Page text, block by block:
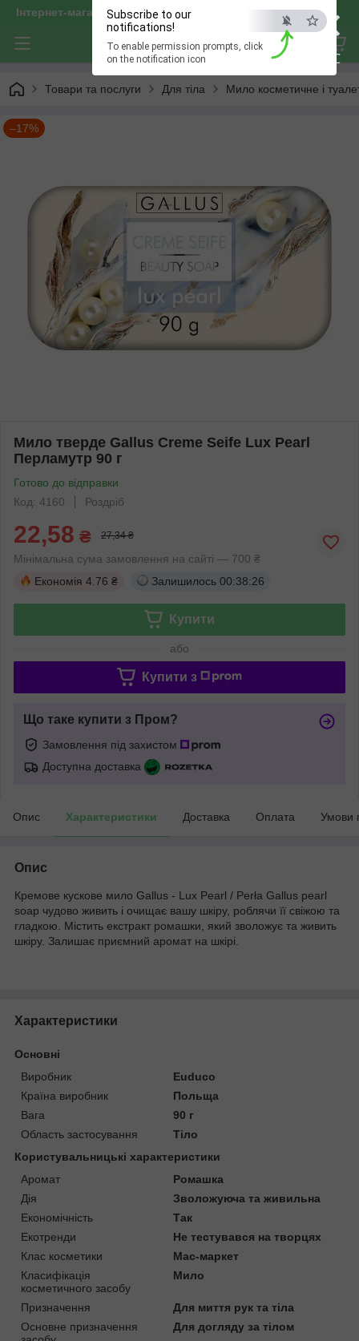
×
ESC
Subscribe to our
notifications!
To enable permission prompts, click
on the notification icon
Інтернет-магазин "optservis"
Товари та послуги Для тіла Мило косметичне і
–17%
Мило тверде Gallus Creme Seife Lux Pearl
Перламутр 90 г
Готово до відправки
Код: 4160
Роздріб
22,58 ₴ 27,34 ₴
Мінімальна сума замовлення на сайті — 700 ₴
Економія 4.76 ₴ Залишилось 00:38:26
Купити
або
Купити з
Що таке купити з Пром?
Замовлення під захистом
Доступна доставка
Опис Характеристики Доставка Оплата Умови
Опис
Кремове кускове мило Gallus - Lux Pearl / Perła Gallus pearl
soap чудово живить і очищає вашу шкіру, роблячи її свіжою та
гладкою. Містить екстракт ромашки, який зволожує та живить
шкіру. Залишає приємний аромат на шкірі.
Характеристики
Основні
Виробник
Euduco
Країна виробник
Польща
Вага
90 г
Область застосування
Тіло
Користувальницькі характеристики
Аромат
Ромашка
Дія
Зволожуюча та живильна
Економічність
Так
Екотренди
Не тестувався на творцях
Клас косметики
Мас-маркет
Класифікація
косметичного засобу
Мило
Призначення
Для миття рук та тіла
Основне призначення
Для догляду за тілом